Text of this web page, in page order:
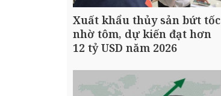
Xuất khẩu thủy sản bứt tốc
nhờ tôm, dự kiến đạt hơn
12 tỷ USD năm 2026